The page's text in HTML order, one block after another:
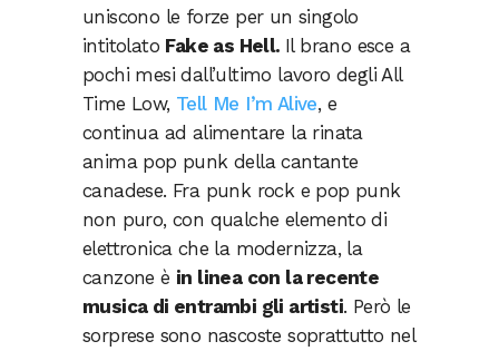
uniscono le forze per un singolo
intitolato Fake as Hell. Il brano esce a
pochi mesi dall’ultimo lavoro degli All
Time Low, Tell Me I’m Alive, e
continua ad alimentare la rinata
anima pop punk della cantante
canadese. Fra punk rock e pop punk
non puro, con qualche elemento di
elettronica che la modernizza, la
canzone è in linea con la recente
musica di entrambi gli artisti. Però le
sorprese sono nascoste soprattutto nel